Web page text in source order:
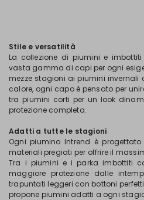
Stile e versatilità
La collezione di piumini e
vasta gamma di capi per ogni
mezze stagioni ai piumini
calore, ogni capo è pensato per
tra piumini corti per un look
protezione completa.
Adatti a tutte le stagioni
Ogni piumino Intrend è
materiali pregiati per offrire il
Tra i piumini e i parka imbottiti
maggiore protezione dalle
trapuntati leggeri con bottoni
propone piumini adatti a ogni